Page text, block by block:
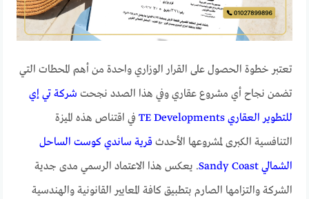
تعتبر خطوة الحصول على القرار الوزاري واحدة من أهم المحطات التي
تضمن نجاح أي مشروع عقاري وفي هذا الصدد نجحت شركة تي إي
للتطوير العقاري TE Developments
في اقتناص هذه الميزة
التنافسية الكبرى لمشروعها الأحدث قرية ساندي كوست الساحل
الشمالي Sandy Coast
. يعكس هذا الاعتماد الرسمي مدى جدية
الشركة والتزامها الصارم بتطبيق كافة المعايير القانونية والهندسية